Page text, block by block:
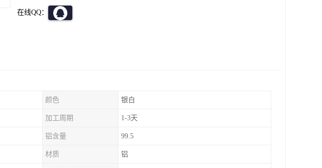
在线QQ：
颜色 银白
加工周期 1-3天
铝含量 99.5
材质 铝